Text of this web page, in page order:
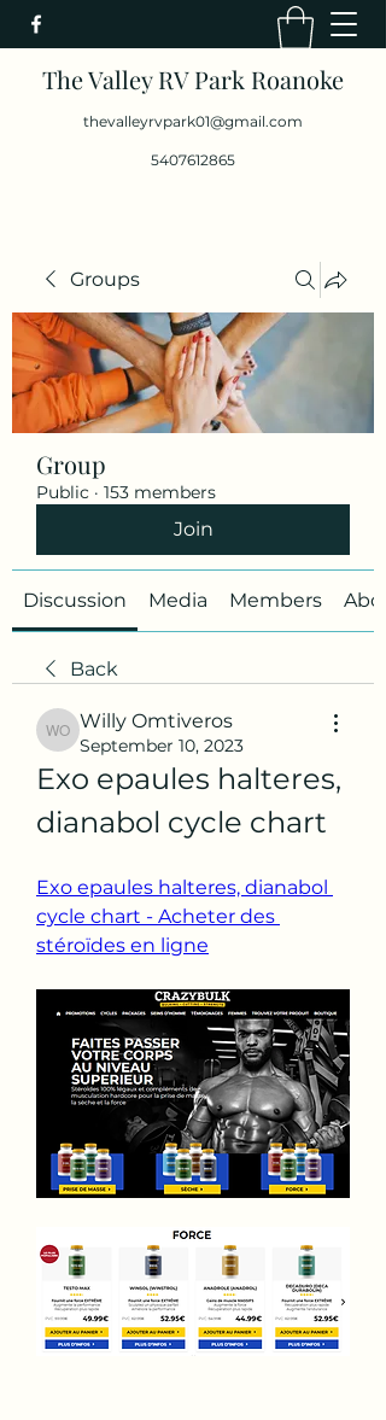
The Valley RV Park Roanoke
thevalleyrvpark01@gmail.com
5407612865
Groups
Group
Public · 153 members
Join
Discussion Media Members
Back
Willy Omtiveros
Willy Omtiveros
September 10, 2023
Exo epaules halteres,
dianabol cycle chart
Exo epaules halteres, dianabol
cycle chart - Acheter des
stéroïdes en ligne